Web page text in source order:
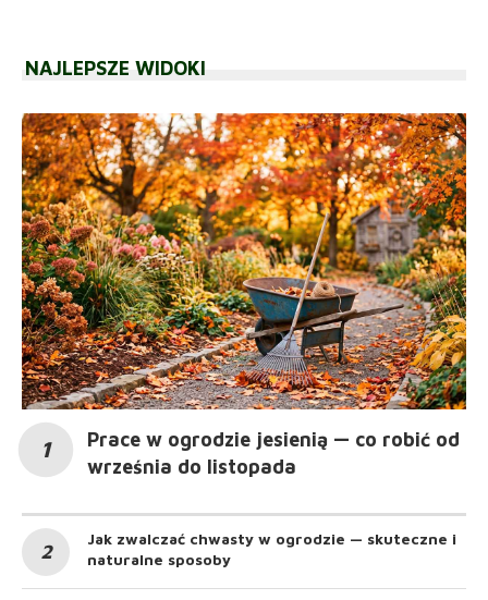
NAJLEPSZE WIDOKI
Prace w ogrodzie jesienią — co robić od
września do listopada
Jak zwalczać chwasty w ogrodzie — skuteczne i
naturalne sposoby